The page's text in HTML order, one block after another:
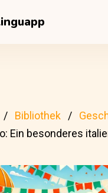
Bibliothek
Ein besonderes